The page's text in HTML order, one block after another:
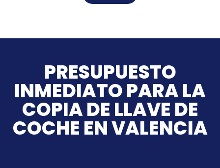
PRESUPUESTO
INMEDIATO PARA LA
COPIA DE LLAVE DE
COCHE EN VALENCIA